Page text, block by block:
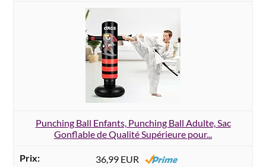
Punching Ball Enfants, Punching Ball Adulte, Sac
Gonflable de Qualité Supérieure pour...
36,99 EUR